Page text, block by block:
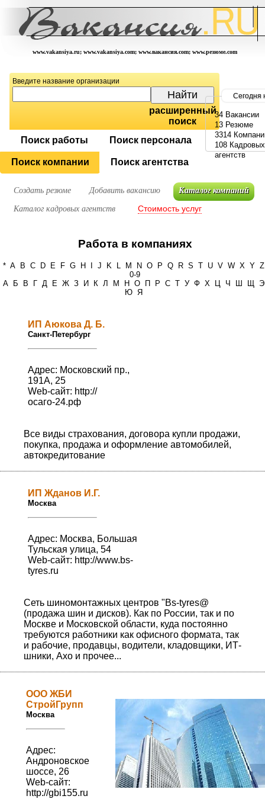
www.vakansiya.ru; www.vakansiya.com; www.вакансия.com; www.резюме.com
Введите название организации
расширенный
поиск
Поиск работы
Поиск персонала
Поиск компании Поиск агентства
Сегодня
34 Вакансии
13 Резюме
3314
108 Кадровых
агентств
Создать резюме Добавить вакансию Каталог компаний
Каталог кадровых агентств Стоимость услуг
Работа в компаниях
* A B C D E F G H J K L M N O P Q R S T U V W X Y Z
0-9
А
Б В Г Д Е Ж З И К Л М Н О П Р С Т У Ф Х Ц Ч Ш Щ Э
Ю Я
ИП Аюкова Д. Б.
Санкт-Петербург
Адрес: Московский пр.,
191А, 25
Web-сайт: http://
осаго-24.рф
Все виды страхования, договора купли продажи,
покупка, продажа и оформление автомобилей,
автокредитование
ИП Жданов И.Г.
Москва
Адрес: Москва, Большая
Тульская улица, 54
Web-сайт: http://www.bs-
tyres.ru
Сеть шиномонтажных центров "Bs-tyres@
(продажа шин и дисков). Как по России, так и по
Москве и Московской области, куда постоянно
требуются работники как офисного формата, так
и рабочие, продавцы, водители, кладовщики, ИТ-
шники, Ахо и прочее...
ООО ЖБИ
СтройГрупп
Москва
Адрес:
Андроновское
шоссе, 26
Web-сайт:
http://gbi155.ru